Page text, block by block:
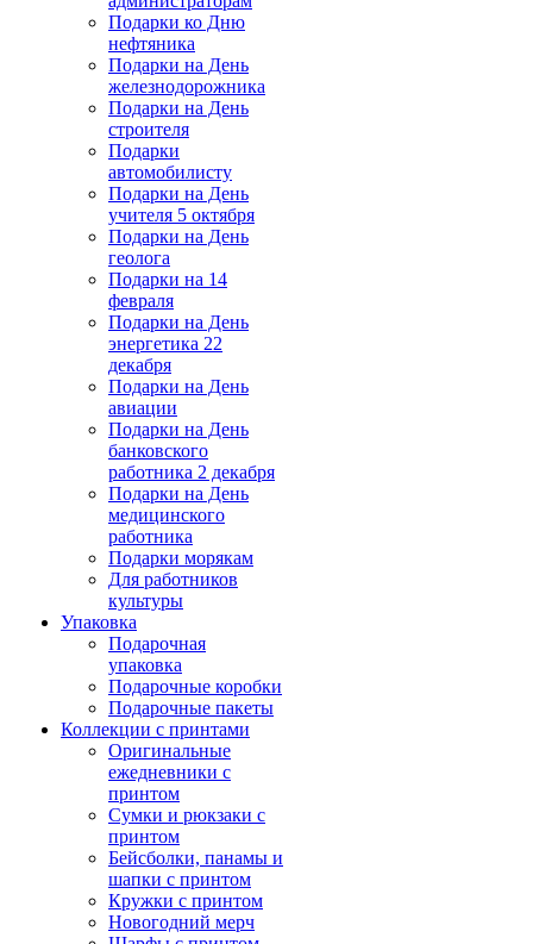
Подарки ко Дню
нефтяника
Подарки на День
железнодорожника
Подарки на День
строителя
Подарки
автомобилисту
Подарки на День
учителя 5 октября
Подарки на День
геолога
Подарки на 14
февраля
Подарки на День
энергетика 22
декабря
Подарки на День
авиации
Подарки на День
банковского
работника 2 декабря
Подарки на День
медицинского
работника
Подарки морякам
Для работников
культуры
Упаковка
Подарочная
упаковка
Подарочные коробки
Подарочные пакеты
Коллекции с принтами
Оригинальные
ежедневники с
принтом
Сумки и рюкзаки с
принтом
Бейсболки, панамы и
шапки с принтом
Кружки с принтом
Новогодний мерч